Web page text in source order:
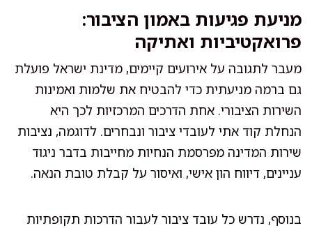
מניעת פגיעות באמון הציבור:
פרואקטיביות ואתיקה
מעבר לתגובה על אירועים קיימים, מדינת ישראל פועלת
גם ברמה מניעתית כדי להבטיח את שלמות ואמינות
השירות הציבורי. אחת הדרכים המרכזיות לכך היא
הנחלת קוד אתי לעובדי ציבור ונבחרים. לדוגמה, נציבות
שירות המדינה מפרסמת הנחיות מחייבות בדבר ניגוד
עניינים, דיווח הון אישי, ואיסור על קבלת טובת הנאה.
בנוסף, נדרש כל עובד ציבור לעבור הדרכות תקופתיות